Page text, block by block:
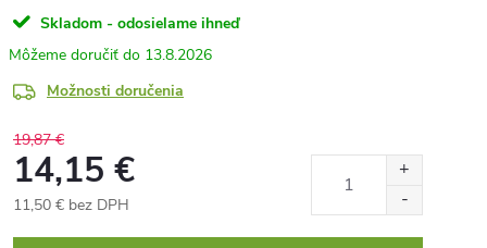
Skladom - odosielame ihneď
13.8.2026
Možnosti doručenia
19,87 €
14,15 €
11,50 € bez DPH